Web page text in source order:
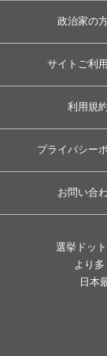
政治家の
サイトご利
利用規約
プライバシー
お問い合
選挙ドッ
より
日本